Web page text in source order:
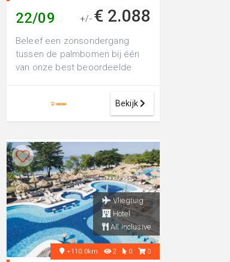
22/09 +/- € 2.088
Beleef een zonsondergang
tussen de palmbomen bij één
van onze best beoordeelde
Bekijk
Vliegtuig
Hotel
All inclusive
+110.0km 2 0 0